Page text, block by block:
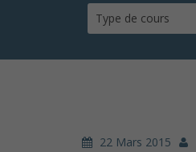
Type de cours
22 Mars 2015